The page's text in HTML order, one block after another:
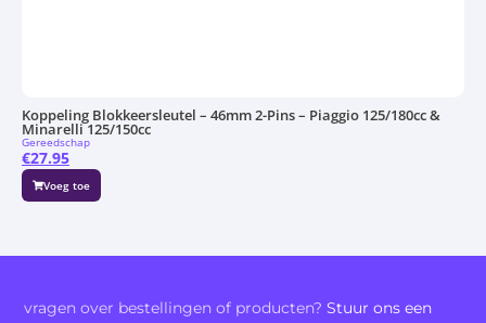
Koppeling Blokkeersleutel – 46mm 2-Pins – Piaggio 125/180cc &
Minarelli 125/150cc
Gereedschap
Voeg toe
€27.95
vragen over bestellingen of producten?Stuur ons een